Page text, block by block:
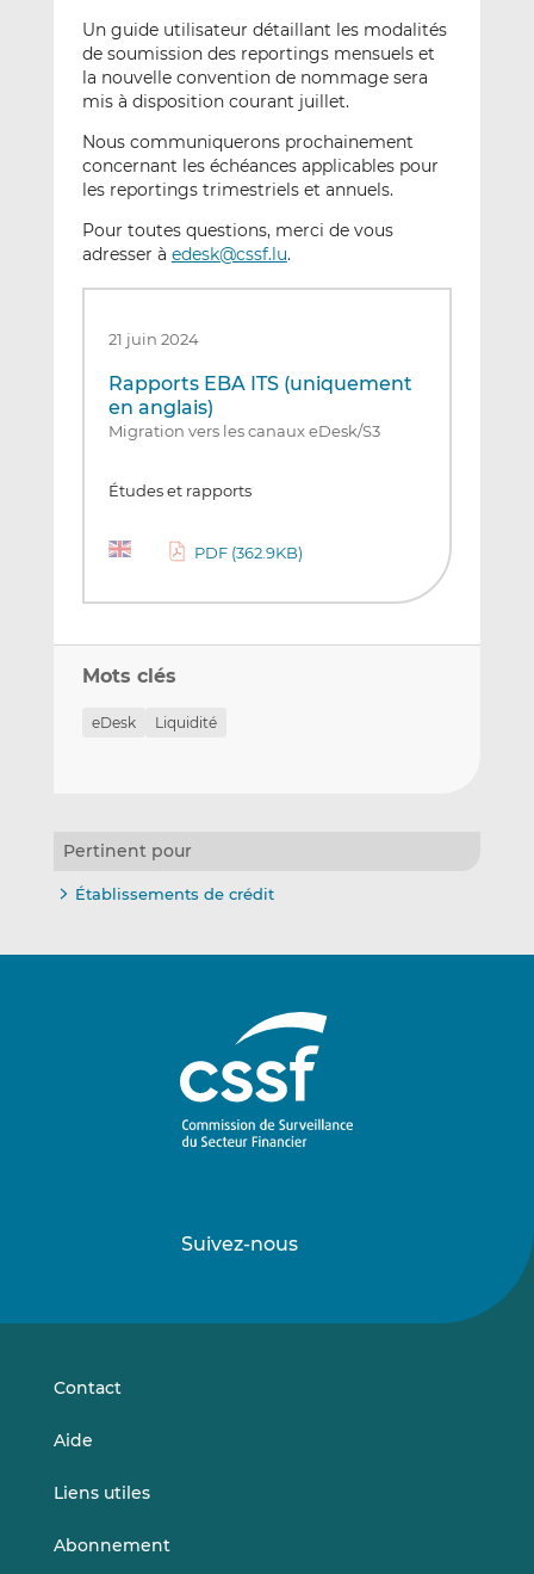
Un guide utilisateur détaillant les modalités
de soumission des reportings mensuels et
la nouvelle convention de nommage sera
mis à disposition courant juillet.
Nous communiquerons prochainement
concernant les échéances applicables pour
les reportings trimestriels et annuels.
Pour toutes questions, merci de vous
adresser à edesk@cssf.lu.
21 juin 2024
Rapports EBA ITS (uniquement
en anglais)
Migration vers les canaux eDesk/S3
Études et rapports
PDF (362.9KB)
Mots clés
eDesk Liquidité
Pertinent pour
Établissements de crédit
Suivez-nous
sursur
Contact
Aide
Liens utiles
Abonnement